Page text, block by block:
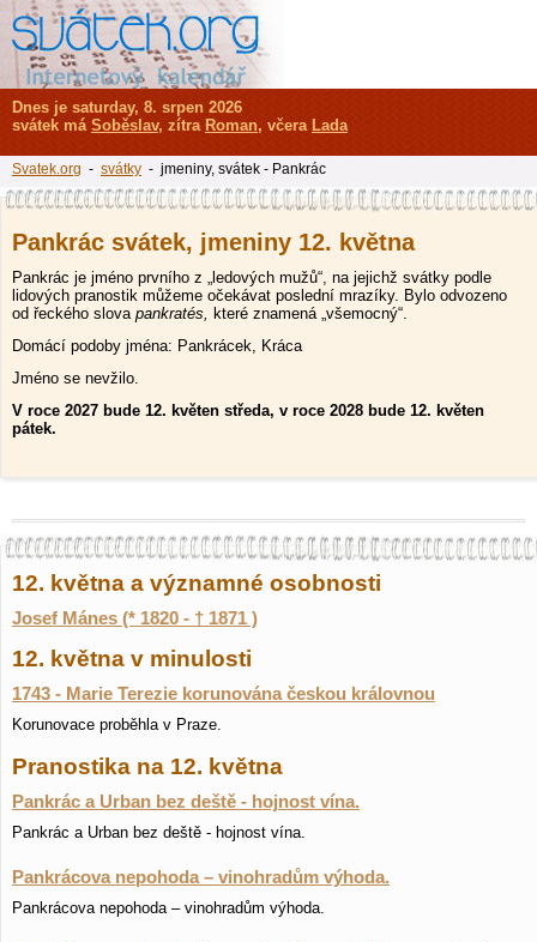
Pankrác svátek, jmeniny 12. května
Pankrác je jméno prvního z „ledových mužů“, na jejichž svátky podle
lidových pranostik můžeme očekávat poslední mrazíky. Bylo odvozeno
od řeckého slova pankratés, které znamená „všemocný“.
Domácí podoby jména: Pankrácek, Kráca
Jméno se nevžilo.
V roce 2027 bude 12. květen středa, v roce 2028 bude 12. květen
pátek.
12. května a významné osobnosti
Josef Mánes (* 1820 - † 1871 )
12. května v minulosti
1743 - Marie Terezie korunována českou královnou
Korunovace proběhla v Praze.
Pranostika na 12. května
Pankrác a Urban bez deště - hojnost vína.
Pankrác a Urban bez deště - hojnost vína.
Pankrácova nepohoda – vinohradům výhoda.
Pankrácova nepohoda – vinohradům výhoda.
Dnes je saturday, 8. srpen 2026
svátek má Soběslav, zítra Roman, včera Lada
Svatek.org - svátky - jmeniny, svátek - Pankrác